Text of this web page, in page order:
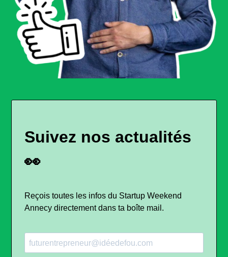
Suivez nos actualités
👀
Reçois toutes les infos du Startup Weekend
Annecy directement dans ta boîte mail.